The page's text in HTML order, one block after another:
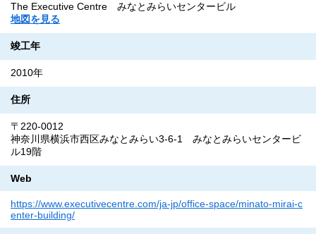
The Executive Centre みなとみらいセンタービル
地図を見る
竣工年
2010年
住所
〒220-0012
神奈川県横浜市西区みなとみらい3-6-1 みなとみらいセンタービ
ル19階
Web
https://www.executivecentre.com/ja-jp/office-space/minato-mirai-c
enter-building/